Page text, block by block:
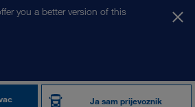
you a better version of this
Ja sam prijevoznik